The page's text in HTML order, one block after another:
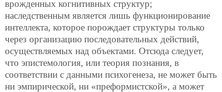
врожденных когнитивных структур;
наследственным является лишь функционирование
интеллекта, которое порождает структуры только
через организацию последовательных действий,
осуществляемых над объектами. Отсюда следует,
что эпистемология, или теория познания, в
соответствии с данными психогенеза, не может быть
ни эмпирической, ни «преформистской», а может